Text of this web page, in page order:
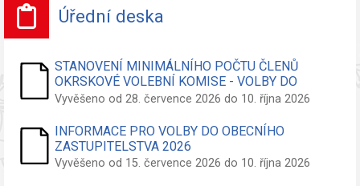
Úřední deska
STANOVENÍ MINIMÁLNÍHO POČTU ČLENŮ
OKRSKOVÉ VOLEBNÍ KOMISE - VOLBY DO
ZASTUPITELSTVA OBCE
Vyvěšeno od 28. července 2026 do 10. října 2026
INFORMACE PRO VOLBY DO OBECNÍHO
ZASTUPITELSTVA 2026
Vyvěšeno od 15. července 2026 do 10. října 2026